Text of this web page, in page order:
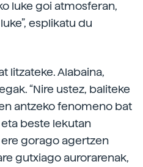
luke goi atmosferan,
esplikatu du
litzateke. Alabaina,
“Nire ustez, baliteke
antzeko fenomeno bat
beste lekutan
gorago agertzen
gutxiago aurorarenak,